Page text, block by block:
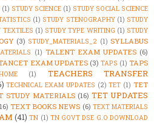
(1) STUDY SCIENCE (1) STUDY SOCIAL SCIENCE
(1) STUDY STENOGRAPHY (1) STUDY
TEXTILES (1) STUDY TYPE WRITING (1) STUDY
(3) STUDY_MATERIALS_2 (1) SYLLABUS
(1) TALENT EXAM UPDATES (6)
EXAM UPDATES (3) TAPS (1) TAPS
(1)
TEACHERS TRANSFER
TECHNICAL EXAM UPDATES (2) TET (1) TET
STUDY MATERIALS (16) TET UPDATES
TEXT BOOKS NEWS (6) TEXT MATERIALS
(41) TN (1) TN GOVT DSE G.O DOWNLOAD